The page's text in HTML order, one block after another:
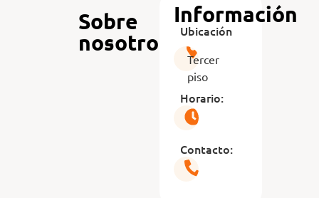
Sobre
nosotros
Información
Ubicación
Tercer
piso
Horario:
Contacto: